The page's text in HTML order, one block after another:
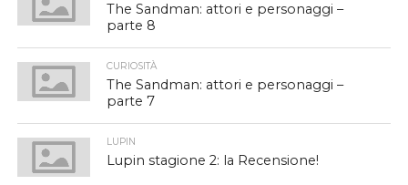
The Sandman: attori e personaggi –
parte 8
CURIOSITÀ
The Sandman: attori e personaggi –
parte 7
LUPIN
Lupin stagione 2: la Recensione!